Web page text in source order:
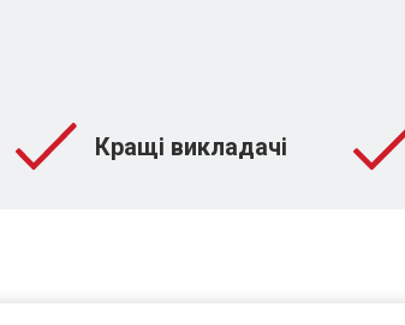
Кращі викладачі